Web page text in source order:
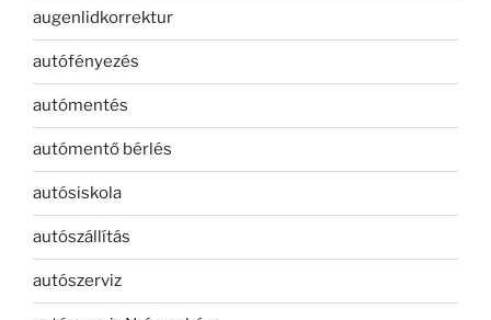
augenlidkorrektur
autófényezés
autómentés
autómentő bérlés
autósiskola
autószállítás
autószerviz